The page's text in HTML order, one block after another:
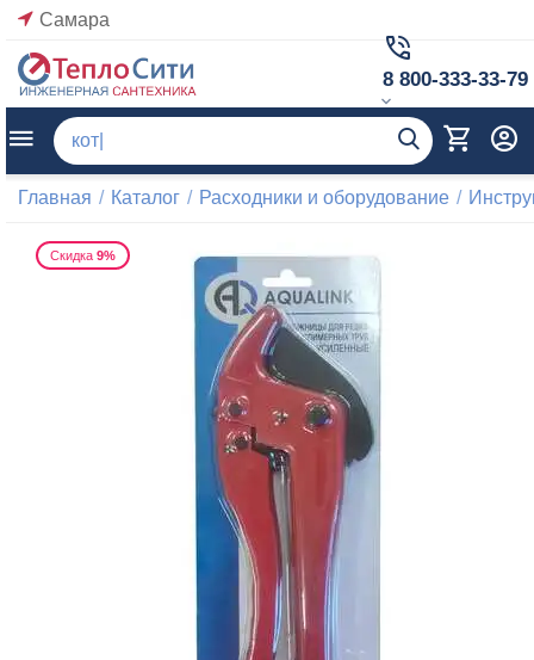
Самара
8 800-333-33-79
Главная / Каталог / Расходники и оборудование /
Скидка 9%